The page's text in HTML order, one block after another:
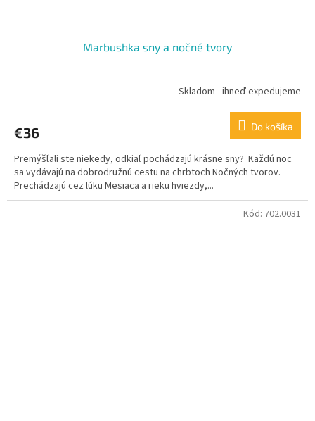
Marbushka sny a nočné tvory
Skladom - ihneď expedujeme
€36 Do košíka
Premýšľali ste niekedy, odkiaľ pochádzajú krásne sny? Každú noc
sa vydávajú na dobrodružnú cestu na chrbtoch Nočných tvorov.
Prechádzajú cez lúku Mesiaca a rieku hviezdy,...
Kód: 702.0031